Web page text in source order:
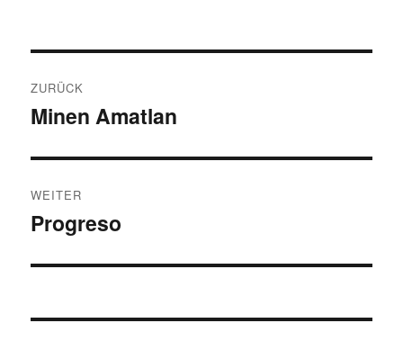
ZURÜCK
Vorheriger
Minen Amatlan
WEITER
Nächster
Progreso